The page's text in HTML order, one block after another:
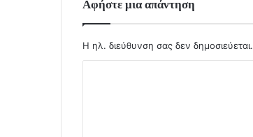
Αφήστε μια απάντηση
Η ηλ. διεύθυνση σας δεν δημοσιεύεται.